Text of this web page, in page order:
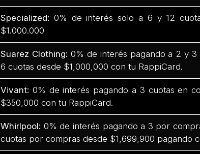
Specialized: 0% de interés solo a 6 y 12
$1.000.000
Suarez Clothing: 0% de interés pagando a 2 y
6 cuotas desde $1,000,000 con tu RappiCard.
Vivant: 0% de interés pagando a 3 cuotas en
$350,000 con tu RappiCard.
Whirlpool: 0% de interés pagando a 3 por
cuotas por compras desde $1,699,900 pagando